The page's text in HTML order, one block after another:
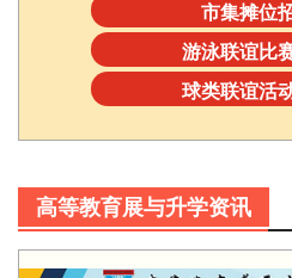
市集摊位
游泳联谊比
球类联谊活
高等教育展与升学资讯